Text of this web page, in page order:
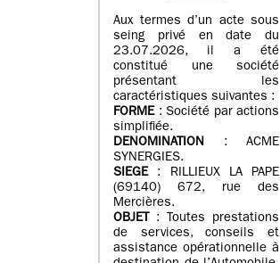
Aux termes d’un acte sous
seing privé en date du
23.07.2026, il a été
constitué une société
présentant les
caractéristiques suivantes :
FORME: Société par actions
simplifiée.
DENOMINATION : ACME
SYNERGIES.
SIEGE: RILLIEUX LA PAPE
(69140) 672, rue des
Mercières.
OBJET
: Toutes prestations
de services, conseils et
assistance opérationnelle à